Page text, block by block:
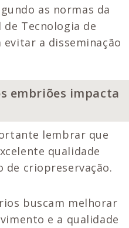
as normas da
de Tecnologia de
evitar a disseminação
embriões impacta
lembrar que
qualidade
de criopreservação.
buscam melhorar
e a qualidade